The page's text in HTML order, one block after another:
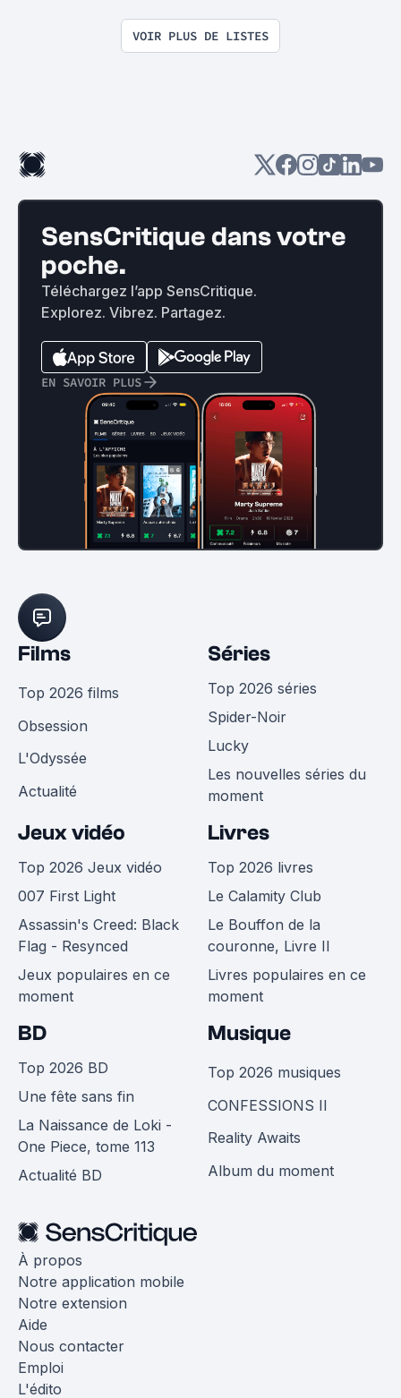
VOIR PLUS DE LISTES
SensCritique dans votre
poche.
Téléchargez l’app SensCritique.
Explorez. Vibrez. Partagez.
EN SAVOIR PLUS
Films
Top 2026 films
Obsession
L'Odyssée
Actualité
Séries
Top 2026 séries
Spider-Noir
Lucky
Les nouvelles séries du
moment
Jeux vidéo
Top 2026 Jeux vidéo
007 First Light
Assassin's Creed: Black
Flag - Resynced
Jeux populaires en ce
moment
Livres
Top 2026 livres
Le Calamity Club
Le Bouffon de la
couronne, Livre II
Livres populaires en ce
moment
BD
Top 2026 BD
Une fête sans fin
La Naissance de Loki -
One Piece, tome 113
Actualité BD
Musique
Top 2026 musiques
CONFESSIONS II
Reality Awaits
Album du moment
À propos
Notre application mobile
Notre extension
Aide
Nous contacter
Emploi
L'édito